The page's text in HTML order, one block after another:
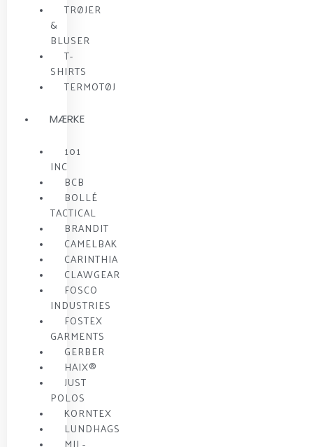
TRØJER
&
BLUSER
T-
SHIRTS
TERMOTØJ
MÆRKE
101
INC
BCB
BOLLÉ
TACTICAL
BRANDIT
CAMELBAK
CARINTHIA
CLAWGEAR
FOSCO
INDUSTRIES
FOSTEX
GARMENTS
GERBER
HAIX®
JUST
POLOS
KORNTEX
LUNDHAGS